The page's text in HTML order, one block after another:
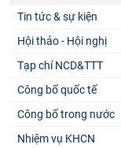
Tin tức & sự kiện
Hội thảo - Hội nghị
Tạp chí NCD&TTT
Công bố quốc tế
Công bố trong nước
Nhiệm vụ KHCN